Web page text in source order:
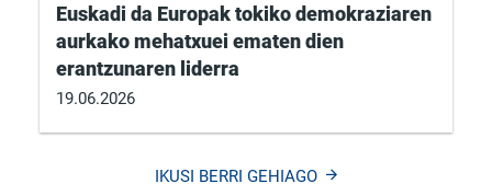
19.06.2026
Euskadi da Europak tokiko demokraziaren
aurkako mehatxuei ematen dien
erantzunaren liderra
IKUSI BERRI GEHIAGO